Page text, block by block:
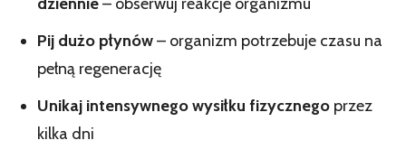
Pij dużo płynów– organizm potrzebuje czasu na
pełną regenerację
Unikaj intensywnego wysiłku fizycznego przez
kilka dni